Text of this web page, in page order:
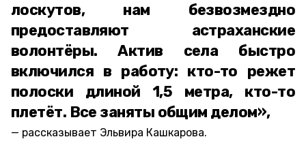
лоскутов, нам безвозмездно
предоставляют астраханские
волонтёры. Актив села быстро
включился в работу: кто-то режет
полоски длиной 1,5 метра, кто-то
плетёт. Все заняты общим делом»,
рассказывает Эльвира Кашкарова.